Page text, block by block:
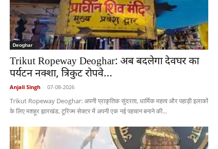
Deoghar
Trikut Ropeway Deoghar: अब बदलेगा देवघर का
पर्यटन नक्शा, त्रिकुट रोपवे...
Anjali Singh - 07-08-2026
Trikut Ropeway Deoghar: अपनी प्राकृतिक सुंदरता, धार्मिक महत्व और पहाड़ी इलाकों
के लिए मशहूर झारखंड, टूरिज्म सेक्टर में अपनी एक नई पहचान बनाने की...